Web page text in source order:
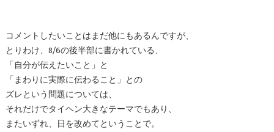
コメントしたいことはまだ他にもあるんですが、
とりわけ、8/6の後半部に書かれている、
「自分が伝えたいこと」と
「まわりに実際に伝わること」との
ズレという問題については、
それだけでタイヘン大きなテーマでもあり、
またいずれ、日を改めてということで。